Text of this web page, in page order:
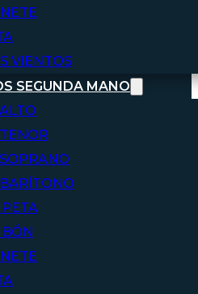
VIENTOS
SEGUNDA MANO